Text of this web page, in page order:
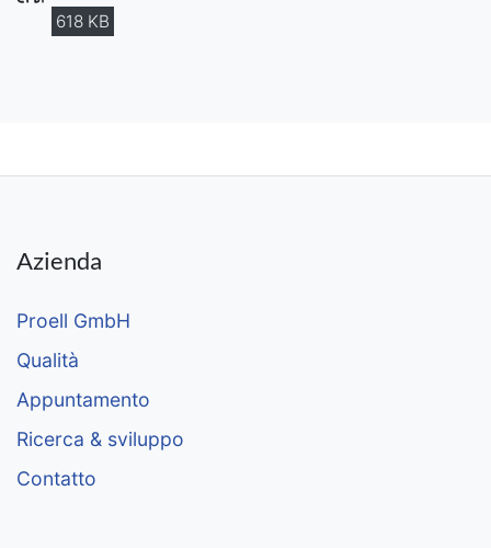
618 KB
Azienda
Proell GmbH
Qualità
Appuntamento
Ricerca & sviluppo
Contatto